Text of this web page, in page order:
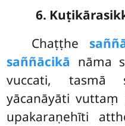
6.
Chaṭṭhe
saññācikā nāma
vuccati, tasmā
yācanāyāti vuttaṃ
upakaraṇehīti